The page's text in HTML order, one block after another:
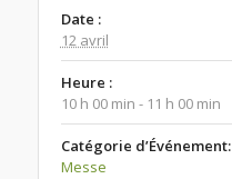
Date :
12 avril
Heure :
10 h 00 min - 11 h 00 min
Catégorie d’Événement:
Messe